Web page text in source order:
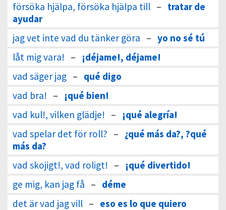
försöka hjälpa, försöka hjälpa till – tratar de
ayudar
jag vet inte vad du tänker göra – yo no sé tú
låt mig vara! –
¡déjame!, déjame!
vad säger jag – qué digo
vad bra! –
¡qué bien!
vad kul!, vilken glädje! –
¡qué alegría!
vad spelar det för roll? – ¿qué más da?, ?qué
más da?
vad skojigt!, vad roligt! –
¡qué divertido!
ge mig, kan jag få – déme
det är vad jag vill – eso es lo que quiero